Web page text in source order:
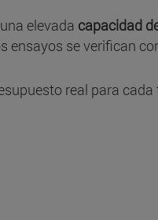
elevada capacidad
ensayos se verifican
real para cada